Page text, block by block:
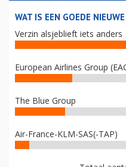
WAT IS EEN GOEDE
Verzin alsjeblieft iets anders
European Airlines Group
The Blue Group
Air-France-KLM-SAS(-TAP)